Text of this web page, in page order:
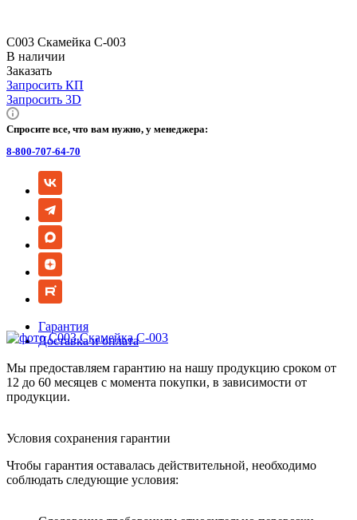
С003 Скамейка С-003
В наличии
Заказать
Запросить КП
Запросить 3D
Спросите все, что вам нужно, у менеджера:
8-800-707-64-70
Гарантия
Доставка и оплата
Мы предоставляем гарантию на нашу продукцию сроком от
12 до 60 месяцев с момента покупки, в зависимости от
продукции.
Условия сохранения гарантии
Чтобы гарантия оставалась действительной, необходимо
соблюдать следующие условия: